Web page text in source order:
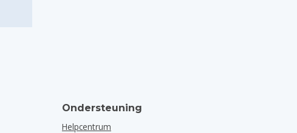
Ondersteuning
Helpcentrum